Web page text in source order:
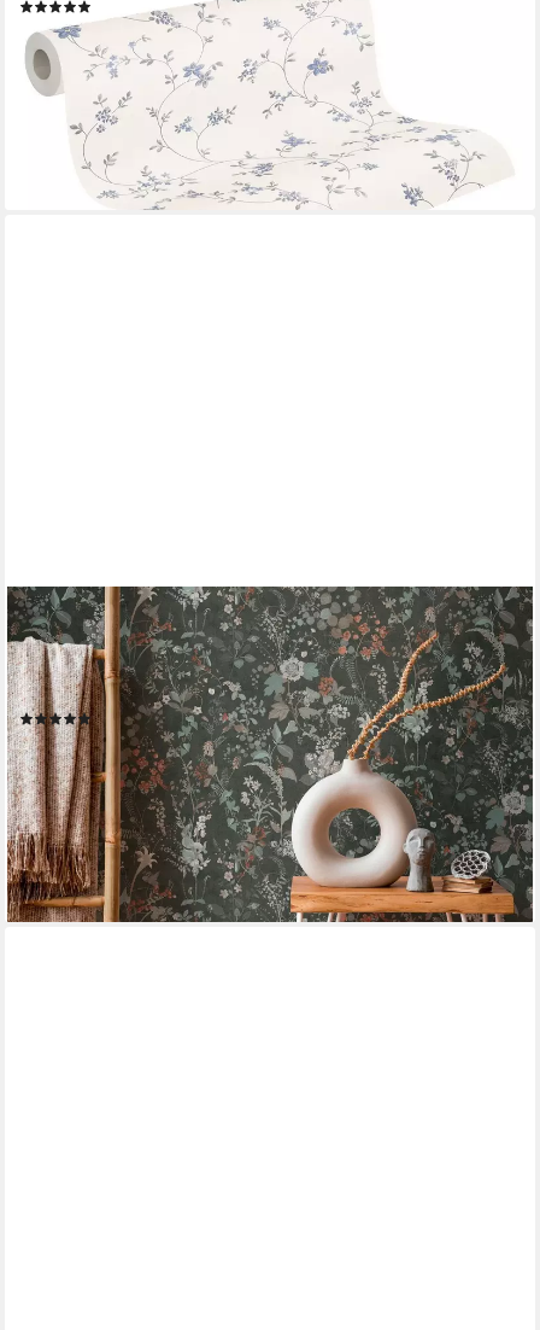
ab 21,77 €
59,95 €
(4,08 €/ 1 qm)
-64%
lieferbar - in 2-3 Werktagen bei dir
A.S. CRÉATION
Vliestapete THE BOS Landhaus Blumentapete, strukturiert, matt,
gemustert, neutral, (1 St), Pflanzen Floral Tapeten Wohnzimmer
Schlafzimmer Küche Design Optik
(23)
16,95 € UVP
46,95 €
(3,19 €/ 1 qm)
-64%
lieferbar - in 4-5 Werktagen bei dir